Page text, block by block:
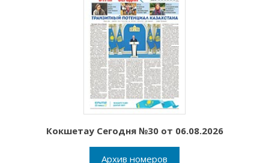
Кокшетау Сегодня №30 от 06.08.2026
Архив номеров